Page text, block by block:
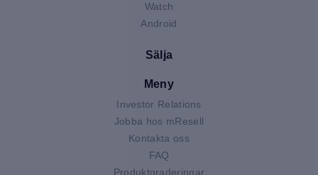
Watch
Android
Sälja
Meny
Investor Relations
Jobba hos mResell
Kontakta oss
FAQ
Produktgraderingar